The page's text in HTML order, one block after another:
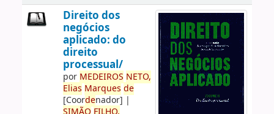
Direito dos
negócios
aplicado: do
direito
processual/
por MEDEIROS NETO,
Elias Marques de
[Coordenador] |